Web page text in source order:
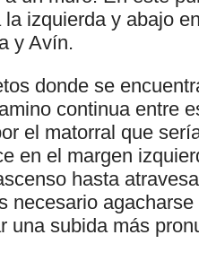
izquierda y abajo
y Avín.
donde se
continua entre
el matorral que
en el margen
hasta
necesario
una subida más